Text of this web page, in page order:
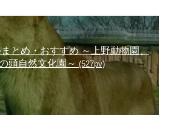
とめ・おすすめ ～上野動物園、
頭自然文化園～ (527pv)